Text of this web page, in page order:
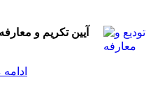
آیین تکریم و